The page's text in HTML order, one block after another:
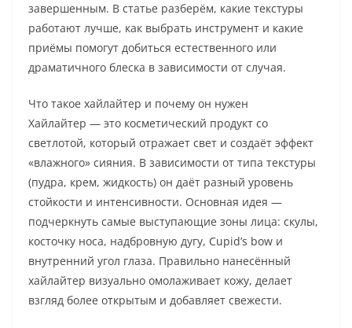
завершенным. В статье разберём, какие текстуры
работают лучше, как выбрать инструмент и какие
приёмы помогут добиться естественного или
драматичного блеска в зависимости от случая.
Что такое хайлайтер и почему он нужен
Хайлайтер — это косметический продукт со
светлотой, который отражает свет и создаёт эффект
«влажного» сияния. В зависимости от типа текстуры
(пудра, крем, жидкость) он даёт разный уровень
стойкости и интенсивности. Основная идея —
подчеркнуть самые выступающие зоны лица: скулы,
косточку носа, надбровную дугу, Cupid’s bow и
внутренний угол глаза. Правильно нанесённый
хайлайтер визуально омолаживает кожу, делает
взгляд более открытым и добавляет свежести.